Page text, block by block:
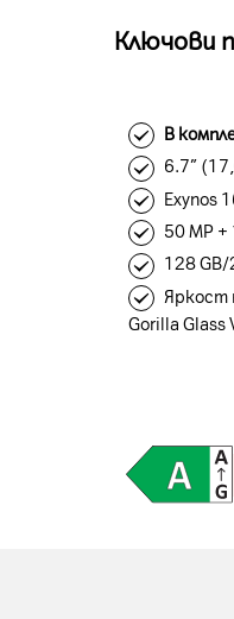
Ключови
В
6.7”
Exynos
50 MP +
128 GB/
Яркост
Gorilla Glass